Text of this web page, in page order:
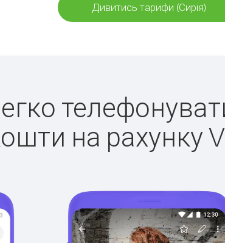
Дивитись тарифи (Сирія)
на рахунку